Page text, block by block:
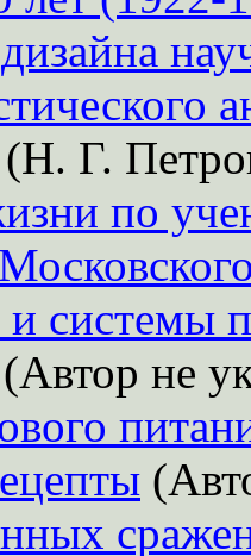
(Н. Г.
по
системы
(Автор не